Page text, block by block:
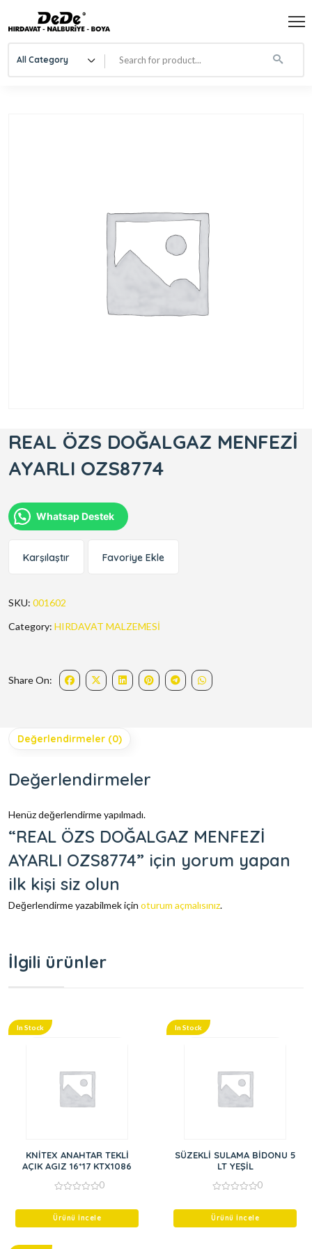
All Category
REAL ÖZS DOĞALGAZ MENFEZİ
AYARLI OZS8774
Whatsap Destek
Karşılaştır Favoriye Ekle
SKU: 001602
Category: HIRDAVAT MALZEMESİ
Share On:
Değerlendirmeler (0)
Değerlendirmeler
Henüz değerlendirme yapılmadı.
“REAL ÖZS DOĞALGAZ MENFEZİ
AYARLI OZS8774” için yorum yapan
ilk kişi siz olun
Değerlendirme yazabilmek için oturum açmalısınız.
İlgili ürünler
In Stock
KNİTEX ANAHTAR TEKLİ
AÇIK AGIZ 16*17 KTX1086
of
0
Ürünü İncele
In Stock
SÜZEKLİ SULAMA BİDONU 5
LT YEŞİL
of
0
Ürünü İncele